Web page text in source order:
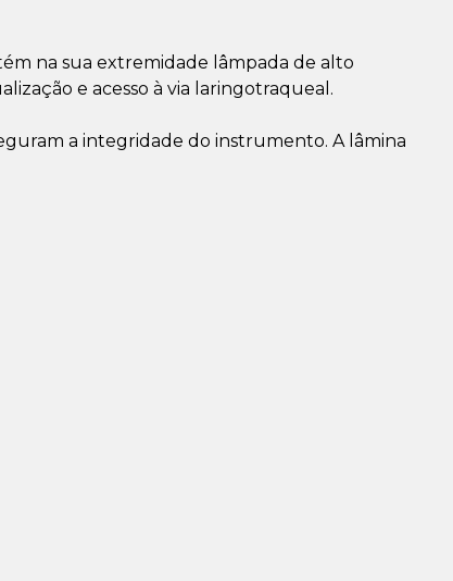
na sua extremidade lâmpada de alto
e acesso à via laringotraqueal.
a integridade do instrumento. A lâmina